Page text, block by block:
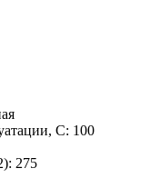
С: 100
275